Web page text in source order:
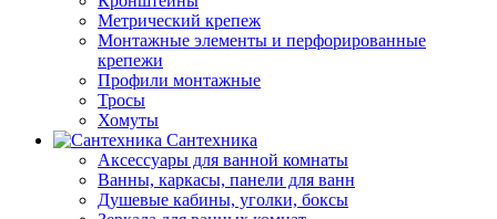
Метрический крепеж
Монтажные элементы и перфорированные
крепежи
Профили монтажные
Тросы
Хомуты
Сантехника
Аксессуары для ванной комнаты
Ванны, каркасы, панели для ванн
Душевые кабины, уголки, боксы